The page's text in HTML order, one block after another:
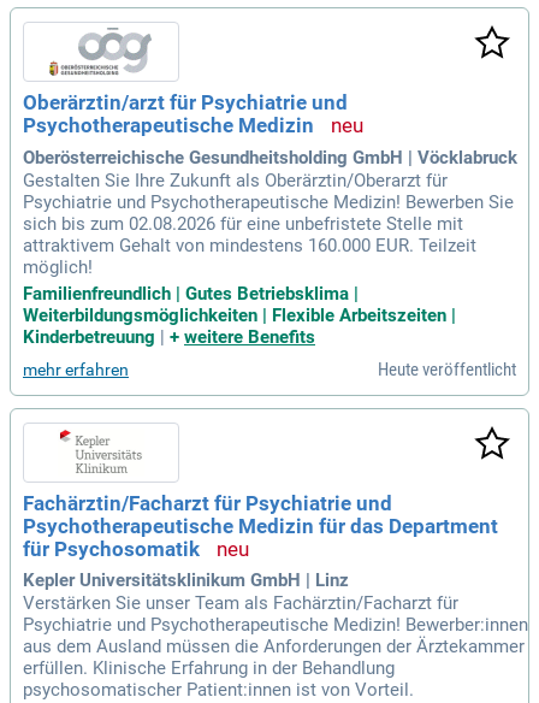
Oberärztin/arzt für Psychiatrie und
Psychotherapeutische Medizin
Oberösterreichische Gesundheitsholding GmbH | Vöcklabruck
Gestalten Sie Ihre Zukunft als Oberärztin/Oberarzt für
Psychiatrie und Psychotherapeutische Medizin! Bewerben Sie
sich bis zum 02.08.2026 für eine unbefristete Stelle mit
attraktivem Gehalt von mindestens 160.000 EUR. Teilzeit
möglich!
Familienfreundlich | Gutes Betriebsklima |
Weiterbildungsmöglichkeiten | Flexible Arbeitszeiten |
Kinderbetreuung | + weitere Benefits
mehr erfahren Heute veröffentlicht
Fachärztin/Facharzt für Psychiatrie und
Psychotherapeutische Medizin für das Department
für Psychosomatik
Kepler Universitätsklinikum GmbH | Linz
Verstärken Sie unser Team als Fachärztin/Facharzt für
Psychiatrie und Psychotherapeutische Medizin! Bewerber:innen
aus dem Ausland müssen die Anforderungen der Ärztekammer
erfüllen. Klinische Erfahrung in der Behandlung
psychosomatischer Patient:innen ist von Vorteil.